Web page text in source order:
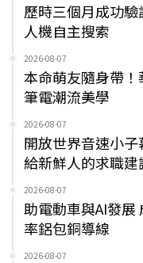
歷時三個月成功
人機自主搜索
2026-08-07
本命萌友隨身帶
筆電潮流美學
2026-08-07
開放世界音速小子
給新鮮人的求職建
2026-08-07
助電動車與AI發展
率鋁包銅導線
2026-08-07